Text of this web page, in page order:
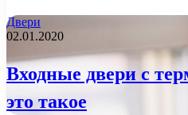
Двери
02.01.2020
Входные двери с
это такое